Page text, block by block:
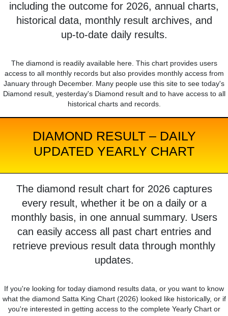
including the outcome for 2026, annual charts,
historical data, monthly result archives, and
up-to-date daily results.
The diamond is readily available here. This chart provides users
access to all monthly records but also provides monthly access from
January through December. Many people use this site to see today's
Diamond result, yesterday's Diamond result and to have access to all
historical charts and records.
DIAMOND RESULT – DAILY
UPDATED YEARLY CHART
The diamond result chart for 2026 captures
every result, whether it be on a daily or a
monthly basis, in one annual summary. Users
can easily access all past chart entries and
retrieve previous result data through monthly
updates.
If you're looking for today diamond results data, or you want to know
what the diamond Satta King Chart (2026) looked like historically, or if
you're interested in getting access to the complete Yearly Chart or